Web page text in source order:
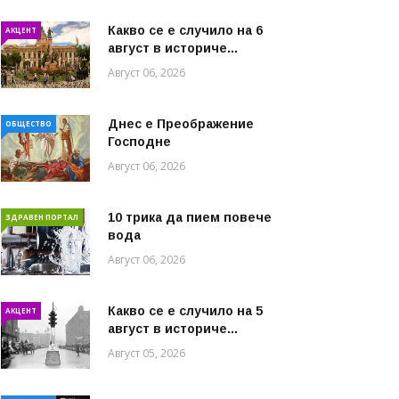
АКЦЕНТ
Какво се е случило на 6
август в историче...
Август 06, 2026
ОБЩЕСТВО
Днес е Преображение
Господне
Август 06, 2026
ЗДРАВЕН ПОРТАЛ
10 трика да пием повече
вода
Август 06, 2026
АКЦЕНТ
Какво се е случило на 5
август в историче...
Август 05, 2026